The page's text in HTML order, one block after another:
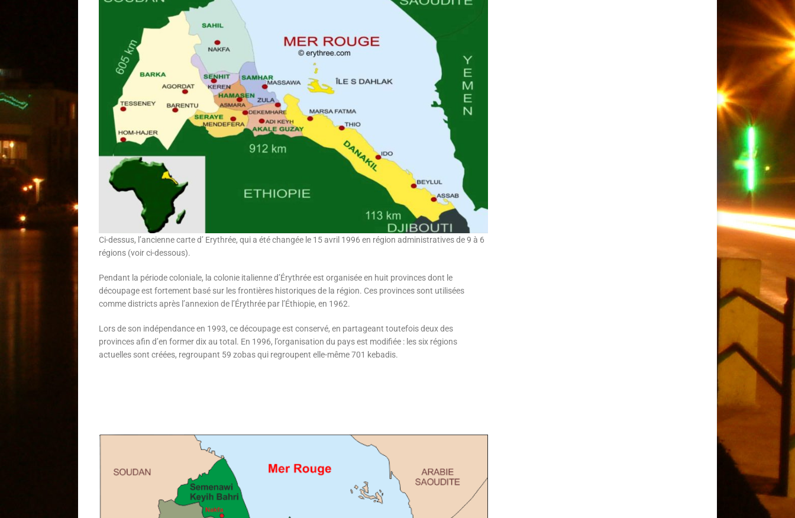
Ci-dessus, l’ancienne carte d’ Erythrée, qui a été changée le 15 avril 1996 en région administratives de 9 à 6
régions (voir ci-dessous).
Pendant la période coloniale, la colonie italienne d’Érythrée est organisée en huit provinces dont le
découpage est fortement basé sur les frontières historiques de la région. Ces provinces sont utilisées
comme districts après l’annexion de l’Érythrée par l’Éthiopie, en 1962.
Lors de son indépendance en 1993, ce découpage est conservé, en partageant toutefois deux des
provinces afin d’en former dix au total. En 1996, l’organisation du pays est modifiée : les six régions
actuelles sont créées, regroupant 59 zobas qui regroupent elle-même 701 kebadis.